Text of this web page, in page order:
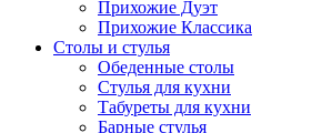
Прихожие Дуэт
Прихожие Классика
Столы и стулья
Обеденные столы
Стулья для кухни
Табуреты для кухни
Барные стулья